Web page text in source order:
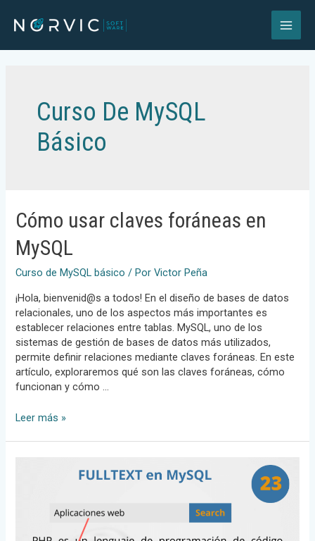
contenido
Curso De MySQL
Básico
Cómo usar claves foráneas en
MySQL
Curso de MySQL básico / PorVictor Peña
¡Hola, bienvenid@s a todos! En el diseño de bases de datos
relacionales, uno de los aspectos más importantes es
establecer relaciones entre tablas. MySQL, uno de los
sistemas de gestión de bases de datos más utilizados,
permite definir relaciones mediante claves foráneas. En este
artículo, exploraremos qué son las claves foráneas, cómo
funcionan y cómo …
Cómo
Leer más »